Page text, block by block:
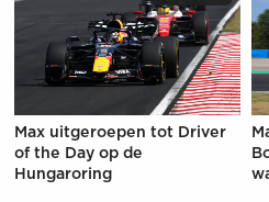
Max uitgeroepen tot Driver
of the Day op de
Hungaroring